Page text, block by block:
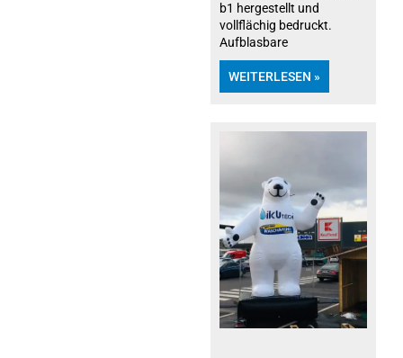
b1 hergestellt und
vollflächig bedruckt.
Aufblasbare
WEITERLESEN »